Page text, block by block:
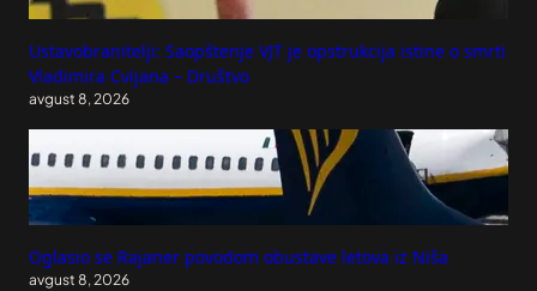
Ustavobranitelji: Saopštenje VJT je opstrukcija istine o smrti
Vladimira Cvijana – Društvo
avgust 8, 2026
Oglasio se Rajaner povodom obustave letova iz Niša
avgust 8, 2026